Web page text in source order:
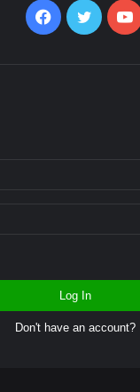
Facebook
Twitter
Log In
Don't have an account?